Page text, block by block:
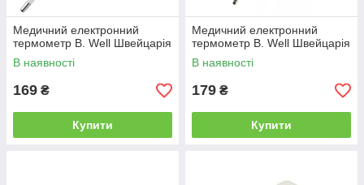
Медичний електронний
термометр B. Well Швейцарія
В наявності
169 ₴
Купити
Медичний електронний
термометр B. Well Швейцарія
В наявності
179 ₴
Купити